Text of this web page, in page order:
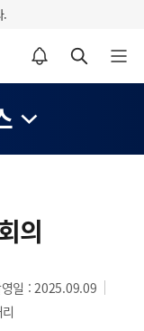
.
알림설정 바로가기 검색 바로가기 메뉴 열기
의
일 : 2025.09.09